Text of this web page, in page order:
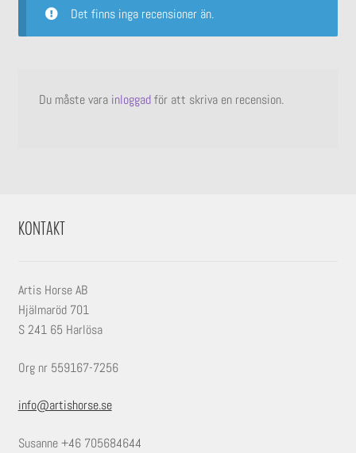
Det finns inga recensioner än.
Du måste vara inloggadför att skriva en recension.
KONTAKT
Artis Horse AB
Hjälmaröd 701
S 241 65 Harlösa
Org nr 559167-7256
info@artishorse.se
Susanne +46 705684644